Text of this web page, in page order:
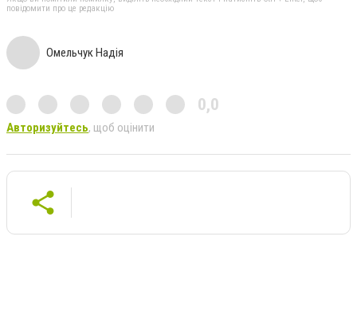
повідомити про це редакцію
Омельчук Надія
0,0
Авторизуйтесь, щоб оцінити